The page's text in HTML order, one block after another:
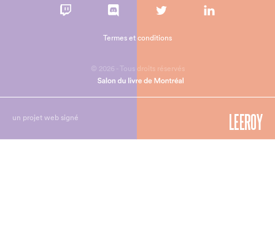
© 2026 - Tous droits réservés
Termes et conditions
un projet web signé